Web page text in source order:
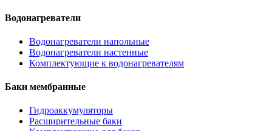
Водонагреватели
Водонагреватели напольные
Водонагреватели настенные
Комплектующие к водонагревателям
Баки мембранные
Гидроаккумуляторы
Расширительные баки